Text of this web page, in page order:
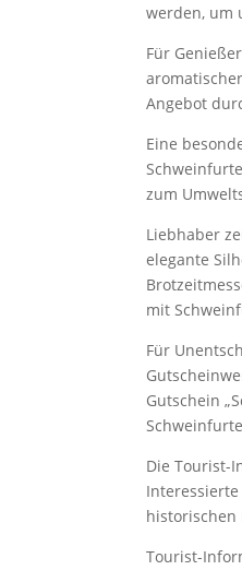
werden, um
Für
Angebot
Eine
zum
Liebhaber
elegante
mit
Für
Gutschein
Die Tourist-
historischen
Tourist-